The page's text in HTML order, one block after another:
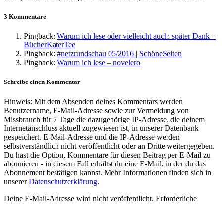
3 Kommentare
Pingback: Warum ich lese oder vielleicht auch: später Dank –
BücherKaterTee
Pingback: #netzrundschau 05/2016 | SchöneSeiten
Pingback: Warum ich lese – novelero
Schreibe einen Kommentar
Hinweis: Mit dem Absenden deines Kommentars werden
Benutzername, E-Mail-Adresse sowie zur Vermeidung von
Missbrauch für 7 Tage die dazugehörige IP-Adresse, die deinem
Internetanschluss aktuell zugewiesen ist, in unserer Datenbank
gespeichert. E-Mail-Adresse und die IP-Adresse werden
selbstverständlich nicht veröffentlicht oder an Dritte weitergegeben.
Du hast die Option, Kommentare für diesen Beitrag per E-Mail zu
abonnieren - in diesem Fall erhältst du eine E-Mail, in der du das
Abonnement bestätigen kannst. Mehr Informationen finden sich in
unsererDatenschutzerklärung.
Deine E-Mail-Adresse wird nicht veröffentlicht. Erforderliche